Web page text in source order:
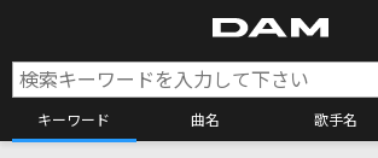
キーワード 曲名 歌手名